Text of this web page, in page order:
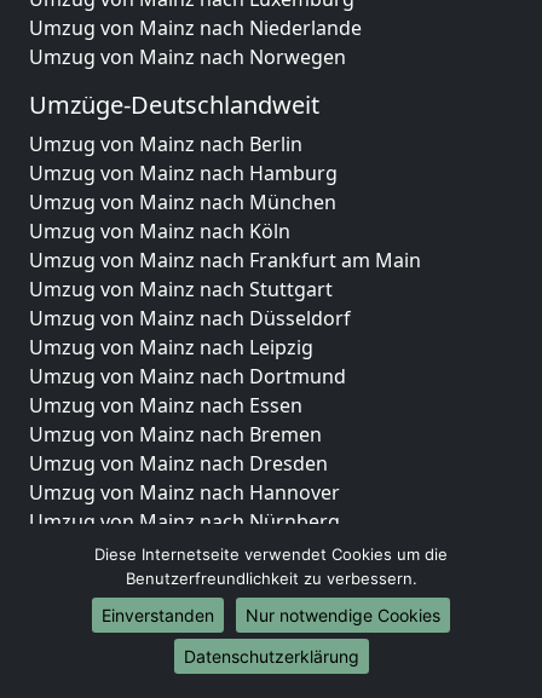
Umzug von Mainz nach Niederlande
Umzug von Mainz nach Norwegen
Umzüge-Deutschlandweit
Umzug von Mainz nach Berlin
Umzug von Mainz nach Hamburg
Umzug von Mainz nach München
Umzug von Mainz nach Köln
Umzug von Mainz nach Frankfurt am Main
Umzug von Mainz nach Stuttgart
Umzug von Mainz nach Düsseldorf
Umzug von Mainz nach Leipzig
Umzug von Mainz nach Dortmund
Umzug von Mainz nach Essen
Umzug von Mainz nach Bremen
Umzug von Mainz nach Dresden
Umzug von Mainz nach Hannover
Umzug von Mainz nach Nürnberg
Umzug von Mainz nach Duisburg
Umzug von Mainz nach Bochum
Umzug von Mainz nach Wuppertal
Umzug von Mainz nach Bielefeld
Umzug von Mainz nach Bonn
Diese Internetseite verwendet Cookies um die
Benutzerfreundlichkeit zu verbessern.
Einverstanden
Nur notwendige Cookies
Datenschutzerklärung